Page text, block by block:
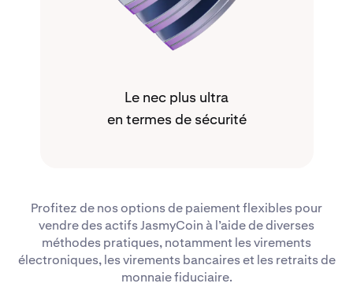
Le nec plus ultra
en termes de sécurité
Profitez de nos options de paiement flexibles pour
vendre des actifs JasmyCoin à l’aide de diverses
méthodes pratiques, notamment les virements
électroniques, les virements bancaires et les retraits de
monnaie fiduciaire.